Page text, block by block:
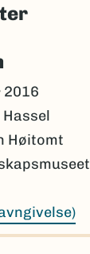
Høitomt